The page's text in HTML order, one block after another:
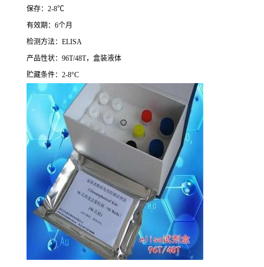
保存： 2-8℃
有效期： 6个月
检测方法： ELISA
产品性状： 96T/48T，盒装液体
贮藏条件： 2-8°C